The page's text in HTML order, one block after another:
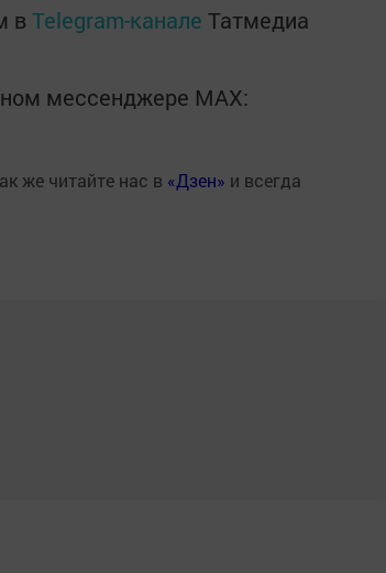
в Telegram-канале Татмедиа
мессенджере MАХ:
же читайте нас в «Дзен» и всегда